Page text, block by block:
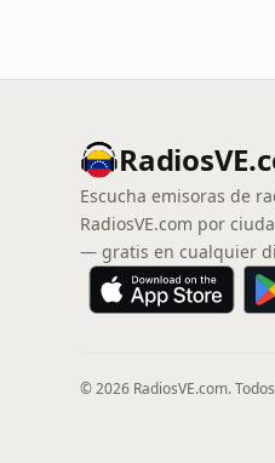
Escucha emisoras de
RadiosVE.com por
— gratis en cualquier
© 2026 RadiosVE.com.